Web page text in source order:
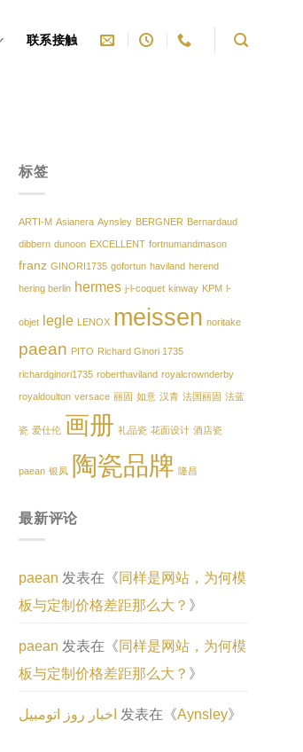
联系接触
标签
ARTI-M Asianera Aynsley BERGNER Bernardaud
dibbern dunoon EXCELLENT fortnumandmason
franz GINORI1735 gofortun haviland herend
hering berlin hermes j-l-coquet kinway KPM l-
objet legle LENOX meissen noritake
paean PITO Richard Ginori 1735
richardginori1735 roberthaviland royalcrownderby
royaldoulton versace 丽固 如意 汉青 法国丽固 法蓝
瓷 爱仕伦 画册 礼品瓷 花面设计 酒店瓷
paean 银凤 陶瓷品牌 隆昌
最新评论
paean 发表在《同样是网站，为何模
板与定制价格差距那么大？ 》
paean 发表在《同样是网站，为何模
板与定制价格差距那么大？ 》
اخبار روز اتومبیل 发表在《Aynsley》